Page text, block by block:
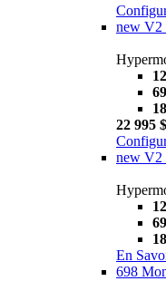
new V2
22 995 $
new V2
En
698